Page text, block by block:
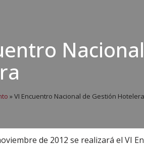
»VI Encuentro Nacional de Gestión Hotelera
de 2012 se realizará el VI